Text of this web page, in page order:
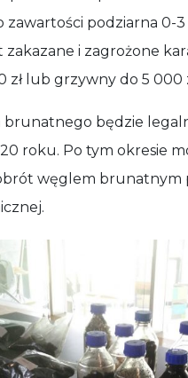
zawartości podziarna 0-
zakazane i zagrożone
zł lub grzywny do 5 000
brunatnego będzie
roku. Po tym okresie
węglem brunatnym